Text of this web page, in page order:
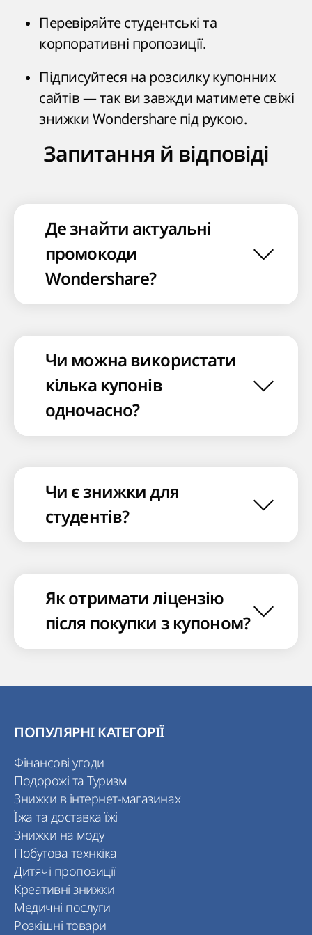
Перевіряйте студентські та
корпоративні пропозиції.
Підписуйтеся на розсилку купонних
сайтів — так ви завжди матимете свіжі
знижки Wondershare під рукою.
Запитання й відповіді
Де знайти актуальні
промокоди
Wondershare?
Чи можна використати
кілька купонів
одночасно?
Чи є знижки для
студентів?
Як отримати ліцензію
після покупки з купоном?
ПОПУЛЯРНІ КАТЕГОРІЇ
Фінансові угоди
Подорожі та Туризм
Знижки в інтернет-магазинах
Їжа та доставка їжі
Знижки на моду
Побутова технкіка
Дитячі пропозиції
Креативні знижки
Медичні послуги
Розкішні товари